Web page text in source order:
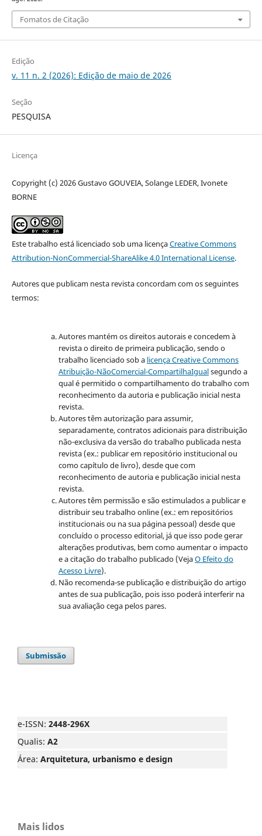
Fomatos de Citação
Edição
v. 11 n. 2 (2026): Edição de maio de 2026
Seção
PESQUISA
Licença
Copyright (c) 2026 Gustavo GOUVEIA, Solange LEDER, Ivonete
BORNE
Este trabalho está licenciado sob uma licençaCreative Commons
Attribution-NonCommercial-ShareAlike 4.0 International License.
Autores que publicam nesta revista concordam com os seguintes
termos:
Autores mantém os direitos autorais e concedem à
revista o direito de primeira publicação, sendo o
trabalho licenciado sob a licença Creative Commons
Atribuição-NãoComercial-CompartilhaIgualsegundo a
qual é permitido o compartilhamento do trabalho com
reconhecimento da autoria e publicação inicial nesta
revista.
Autores têm autorização para assumir,
separadamente, contratos adicionais para distribuição
não-exclusiva da versão do trabalho publicada nesta
revista (ex.: publicar em repositório institucional ou
como capítulo de livro), desde que com
reconhecimento de autoria e publicação inicial nesta
revista.
Autores têm permissão e são estimulados a publicar e
distribuir seu trabalho online (ex.: em repositórios
institucionais ou na sua página pessoal) desde que
concluído o processo editorial, já que isso pode gerar
alterações produtivas, bem como aumentar o impacto
e a citação do trabalho publicado (VejaO Efeito do
Acesso Livre).
Não recomenda-se publicação e distribuição do artigo
antes de sua publicação, pois isso poderá interferir na
sua avaliação cega pelos pares.
Submissão
e-ISSN: 2448-296X
Qualis: A2
Área: Arquitetura, urbanismo e design
Mais lidos